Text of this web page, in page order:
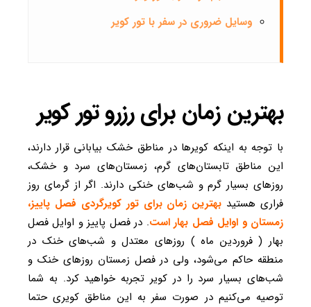
وسایل ضروری در سفر با تور کویر
بهترین زمان برای رزرو تور کویر
با توجه به اینکه کویرها در مناطق خشک بیابانی قرار دارند،
این مناطق تابستان‌های گرم، زمستان‌های سرد و خشک،
روزهای بسیار گرم و شب‌های خنکی دارند. اگر از گرمای روز
فراری هستید بهترین زمان برای تور کویرگردی فصل پاییز،
زمستان و اوایل فصل بهار است. در فصل پاییز و اوایل فصل
بهار ( فروردین ماه ) روزهای معتدل و شب‌های خنک در
منطقه حاکم می‌شود، ولی در فصل زمستان روزهای خنک و
شب‌های بسیار سرد را در کویر تجربه خواهید کرد. به شما
توصیه می‌کنیم در صورت سفر به این مناطق کویری حتما